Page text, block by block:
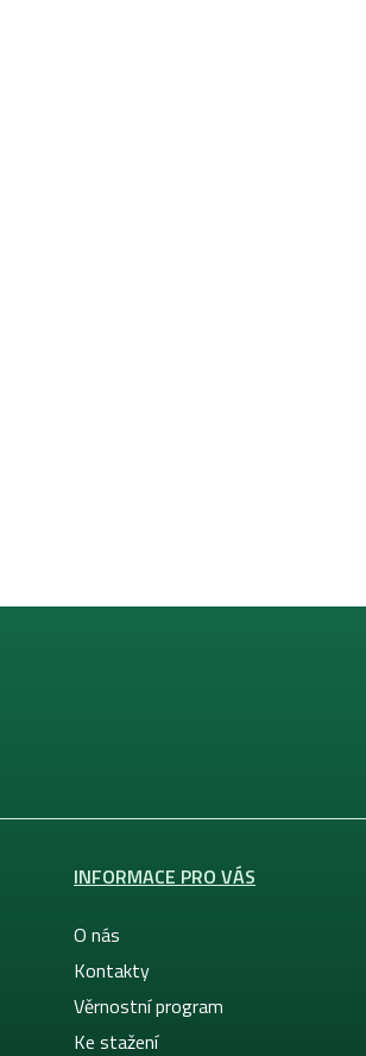
INFORMACE PRO VÁS
O nás
Kontakty
Věrnostní program
Ke stažení